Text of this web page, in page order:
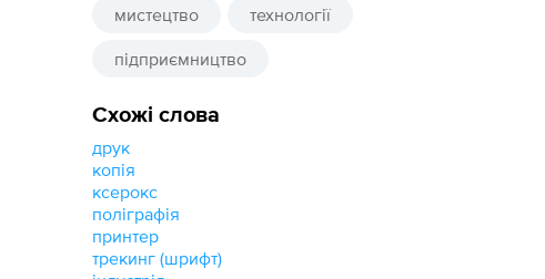
мистецтво технології
підприємництво
Схожі слова
друк
копія
ксерокс
поліграфія
принтер
трекинг (шрифт)